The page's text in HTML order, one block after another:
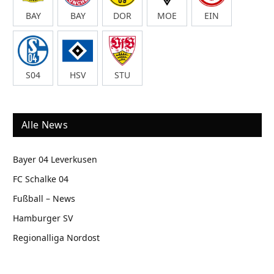
BAY BAY DOR MOE EIN
S04 HSV STU
Alle News
Bayer 04 Leverkusen
FC Schalke 04
Fußball – News
Hamburger SV
Regionalliga Nordost